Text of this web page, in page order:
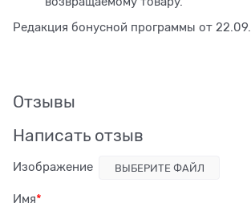
Редакция бонусной программы от
Отзывы
Написать отзыв
Изображение ВЫБЕРИТЕ ФАЙЛ
Имя